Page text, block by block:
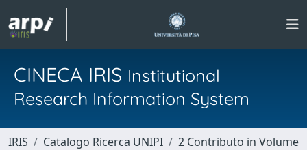
CINECA IRIS Institutional
Research Information System
IRIS Catalogo Ricerca UNIPI
2 Contributo in Volume